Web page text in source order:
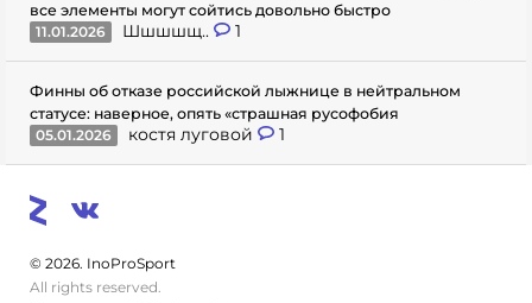
все элементы могут сойтись довольно быстро
11.01.2026
Шшшшщ.. 1
Финны об отказе российской лыжнице в нейтральном
статусе: наверное, опять «страшная русофобия
05.01.2026
костя луговой 1
© 2026. InoProSport
All rights reserved.